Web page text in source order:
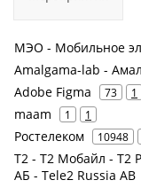
МЭО - Мобильное
Amalgama-lab -
Adobe Figma 73 1
maam 1 1
Ростелеком 10948
Т2 - Т2 Мобайл - Т2
АБ - Tele2 Russia AB